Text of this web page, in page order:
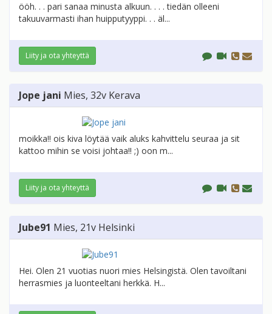
ööh. . . pari sanaa minusta alkuun. . . . tiedän olleeni
takuuvarmasti ihan huipputyyppi. . . äl...
Liity ja ota yhteyttä
Jope jani Mies, 32v Kerava
moikka!! ois kiva löytää vaik aluks kahvittelu seuraa ja sit
kattoo mihin se voisi johtaa!! ;) oon m...
Liity ja ota yhteyttä
Jube91 Mies, 21v Helsinki
Hei. Olen 21 vuotias nuori mies Helsingistä. Olen tavoiltani
herrasmies ja luonteeltani herkkä. H...